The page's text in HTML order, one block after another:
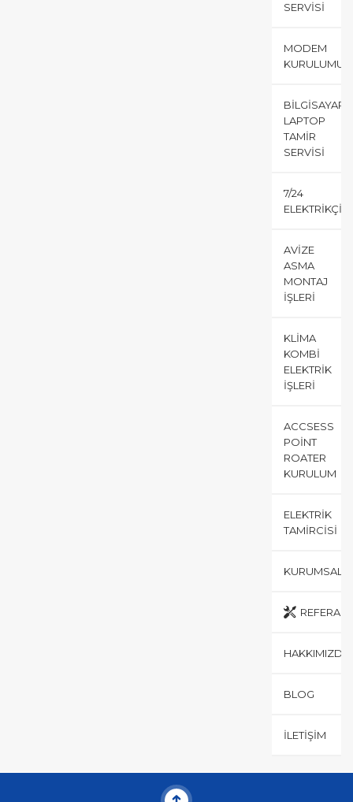
SERVISI
MODEM
KURULUMU
BILGISAYAR
LAPTOP
TAMIR
SERVISI
7/24
ELEKTRIKÇI
AVIZE
ASMA
MONTAJ
İŞLERI
KLIMA
KOMBI
ELEKTRIK
İŞLERI
ACCSESS
POINT
ROATER
KURULUM
ELEKTRIK
TAMIRCISI
KURUMSAL
HAKKIMIZDA
BLOG
İLETIŞIM